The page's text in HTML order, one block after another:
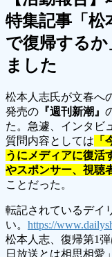
特集記事「松
で復帰する
ました
松本人志氏が文春へ
発売の 『週刊新潮』
た。急遽、インタビ
質問内容としては
うにメディアに復活
やスポンサー、視聴
ことだった。
転記されているデイ
い。 https://
松本人志、復帰第1
日放送とは相思相愛